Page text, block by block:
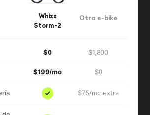
Whizz
Storm-2
Otra e‑bike
$0 $1,800
$199/mo $0
$75/mo extra